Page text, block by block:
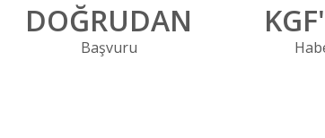
DOĞRUDAN
Başvuru